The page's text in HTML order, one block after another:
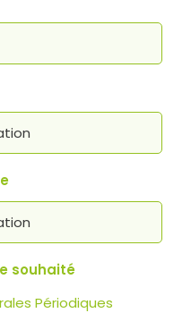
souhaité
Périodiques